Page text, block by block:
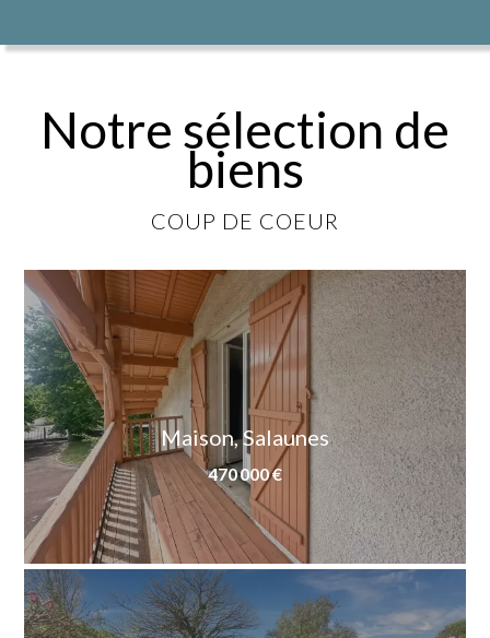
Notre sélection de
biens
COUP DE COEUR
Maison, Salaunes
470 000 €